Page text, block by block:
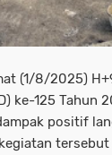
(1/8/2025)
ke-125 Tahun
positif